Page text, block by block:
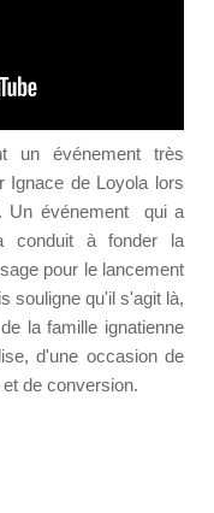
un événement très
Ignace de Loyola lors
Un événement qui a
à fonder la
pour le lancement
souligne qu'il s'agit là,
la famille ignatienne
d'une occasion de
de conversion.